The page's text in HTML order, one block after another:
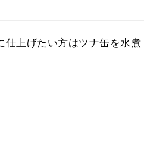
仕上げたい方はツナ缶を水煮